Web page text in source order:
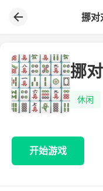
挪对
挪
休闲
开始游戏